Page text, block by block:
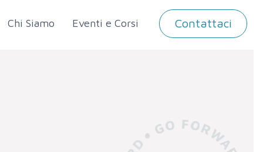
Chi Siamo Eventi e Corsi Contattaci